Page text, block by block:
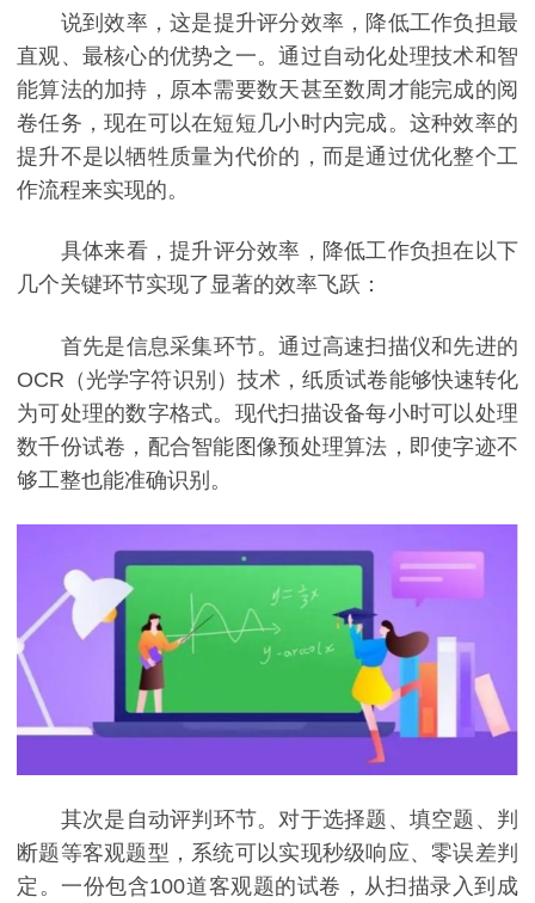
说到效率，这是提升评分效率，降低工作负担最
直观、最核心的优势之一。通过自动化处理技术和智
能算法的加持，原本需要数天甚至数周才能完成的阅
卷任务，现在可以在短短几小时内完成。这种效率的
提升不是以牺牲质量为代价的，而是通过优化整个工
作流程来实现的。
具体来看，提升评分效率，降低工作负担在以下
几个关键环节实现了显著的效率飞跃：
首先是信息采集环节。通过高速扫描仪和先进的
OCR（光学字符识别）技术，纸质试卷能够快速转化
为可处理的数字格式。现代扫描设备每小时可以处理
数千份试卷，配合智能图像预处理算法，即使字迹不
够工整也能准确识别。
其次是自动评判环节。对于选择题、填空题、判
断题等客观题型，系统可以实现秒级响应、零误差判
定。一份包含100道客观题的试卷，从扫描录入到成